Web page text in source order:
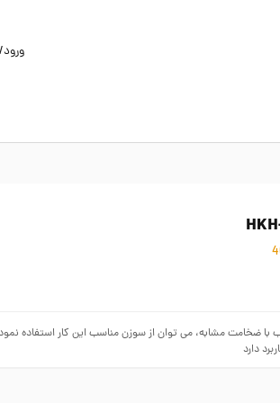
ورود/
ضخامت مشابه، می توان از سوزن مناسب این کار استفاده